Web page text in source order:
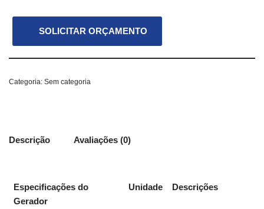
SOLICITAR ORÇAMENTO
Categoria: Sem categoria
Descrição Avaliações (0)
Especificações do
Gerador
Unidade Descrições